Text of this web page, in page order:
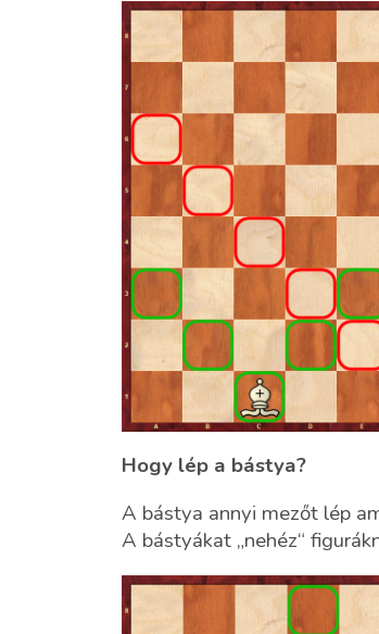
Hogy lép a bástya?
A bástya annyi mezőt lép
A bástyákat „nehéz“